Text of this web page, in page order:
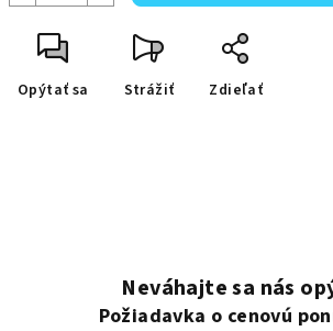
Opýtať sa Strážiť Zdieľať
Neváhajte sa nás
Požiadavka o cenovú